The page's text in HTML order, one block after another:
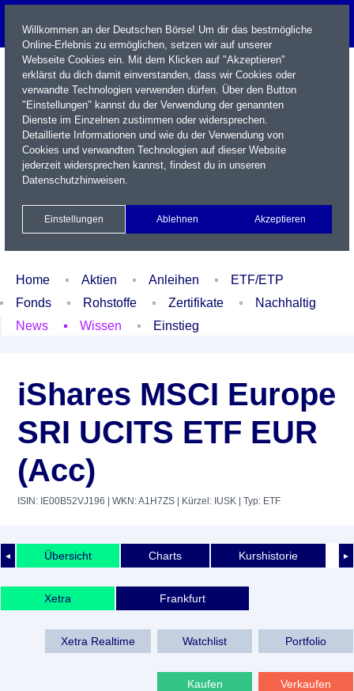
Name / WKN / ISIN / Kürzel
Xetra Realtime
Watchlist Portfolio Login
Home Aktien Anleihen
ETF/ETP
Fonds
Rohstoffe Zertifikate
Nachhaltig
News
Wissen Einstieg
iShares MSCI Europe
SRI UCITS ETF EUR
(Acc)
ISIN: IE00B52VJ196 | WKN: A1H7ZS | Kürzel: IUSK | Typ: ETF
◄ ►
Übersicht Charts Kurshistorie
Xetra Frankfurt
Xetra Realtime Watchlist Portfolio
Kaufen Verkaufen
Willkommen an der Deutschen Börse! Um dir das bestmögliche
Online-Erlebnis zu ermöglichen, setzen wir auf unserer
Webseite Cookies ein. Mit dem Klicken auf "Akzeptieren"
erklärst du dich damit einverstanden, dass wir Cookies oder
verwandte Technologien verwenden dürfen. Über den Button
"Einstellungen" kannst du der Verwendung der genannten
Dienste im Einzelnen zustimmen oder widersprechen.
Detaillierte Informationen und wie du der Verwendung von
Cookies und verwandten Technologien auf dieser Website
jederzeit widersprechen kannst, findest du in unseren
Datenschutzhinweisen.
Einstellungen Ablehnen Akzeptieren